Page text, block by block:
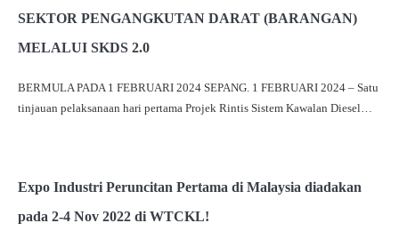
SEKTOR PENGANGKUTAN DARAT (BARANGAN)
MELALUI SKDS 2.0
BERMULA PADA 1 FEBRUARI 2024 SEPANG. 1 FEBRUARI 2024 – Satu
tinjauan pelaksanaan hari pertama Projek Rintis Sistem Kawalan Diesel…
Expo Industri Peruncitan Pertama di Malaysia diadakan
pada 2-4 Nov 2022 di WTCKL!